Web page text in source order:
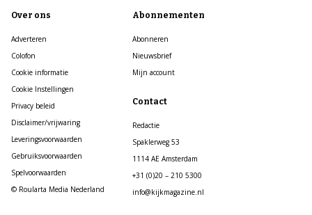
Over ons
Adverteren
Colofon
Cookie informatie
Cookie Instellingen
Privacy beleid
Disclaimer/vrijwaring
Leveringsvoorwaarden
Gebruiksvoorwaarden
Spelvoorwaarden
© Roularta Media Nederland
Abonnementen
Abonneren
Nieuwsbrief
Mijn account
Contact
Redactie
Spaklerweg 53
1114 AE Amsterdam
+31 (0)20 – 210 5300
info@kijkmagazine.nl